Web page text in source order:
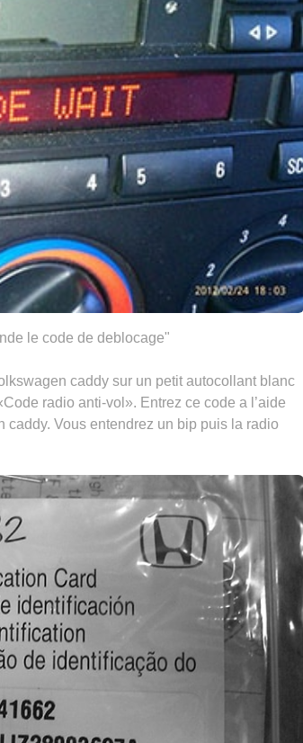
le code de deblocage"
caddy sur un petit autocollant blanc
radio anti-vol». Entrez ce code a l’aide
Vous entendrez un bip puis la radio